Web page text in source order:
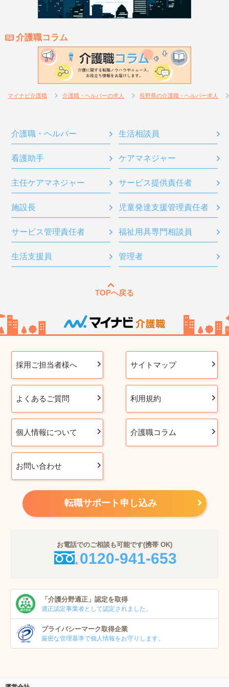
介護職コラム
マイナビ介護職 介護職・ヘルパーの求人 長野県の介護職・ヘルパー求人
介護職・ヘルパー 生活相談員
看護助手 ケアマネジャー
主任ケアマネジャー サービス提供責任者
施設長 児童発達支援管理責任者
サービス管理責任者 福祉用具専門相談員
生活支援員 管理者
TOPへ戻る
採用ご担当者様へ サイトマップ
よくあるご質問 利用規約
個人情報について 介護職コラム
お問い合わせ
転職サポート申し込み
お電話でのご相談も可能です(携帯 OK)
0120-941-653
「介護分野適正」 認定を取得
適正認定事業者として認定されました。
プライバシーマーク取得企業
厳密な管理基準で個人情報をお守りします。